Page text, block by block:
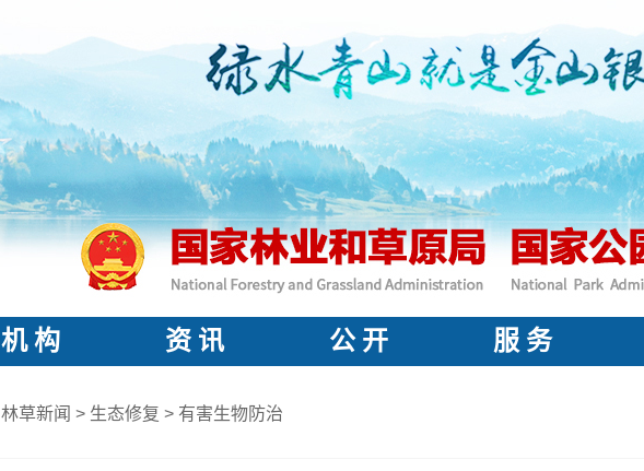
机 构 资 讯 公 开 服 务
林草新闻 > 生态修复 > 有害生物防治